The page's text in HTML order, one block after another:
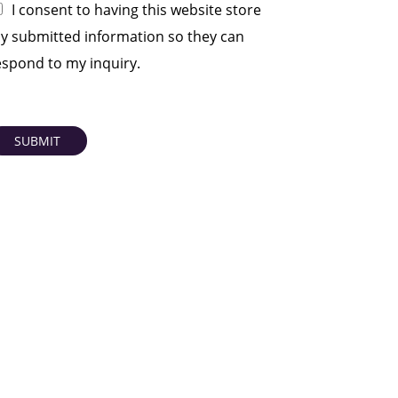
I consent to having this website store
submitted information so they can
to my inquiry.
SUBMIT